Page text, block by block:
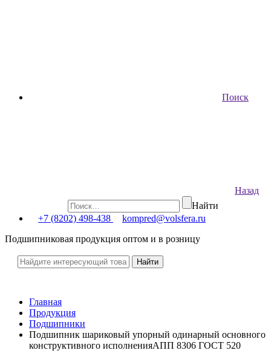
Поиск
Назад
Найти
+7 (8202) 498-438
kompred@volsfera.ru
Подшипниковая продукция оптом и в розницу
Главная
Продукция
Подшипники
Подшипник шариковый упорный одинарный основного
конструктивного исполненияАПП 8306 ГОСТ 520